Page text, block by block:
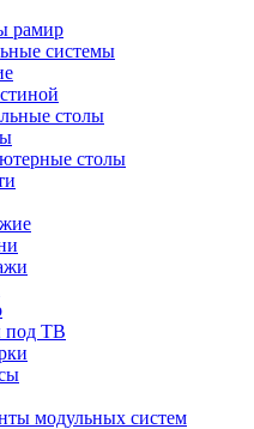
рамир
системы
столы
столы
под ТВ
модульных систем